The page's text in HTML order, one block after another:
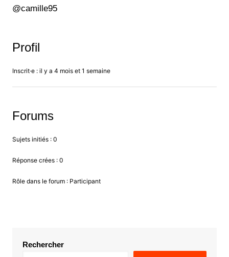
@camille95
Profil
Inscrit·e : il y a 4 mois et 1 semaine
Forums
Sujets initiés : 0
Réponse crées : 0
Rôle dans le forum : Participant
Rechercher